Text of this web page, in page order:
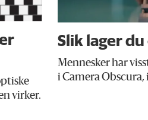
virker.
Slik lager
Mennesker har
i Camera Obscura,